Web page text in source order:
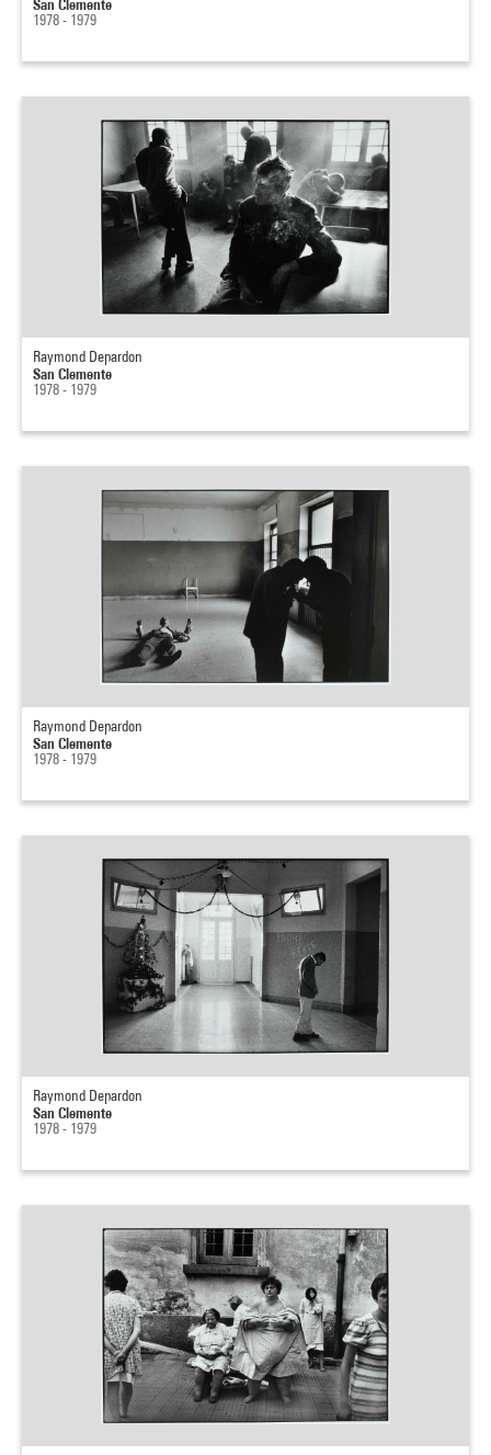
San Clemente
1978 - 1979
Raymond Depardon
San Clemente
1978 - 1979
Raymond Depardon
San Clemente
1978 - 1979
Raymond Depardon
San Clemente
1978 - 1979